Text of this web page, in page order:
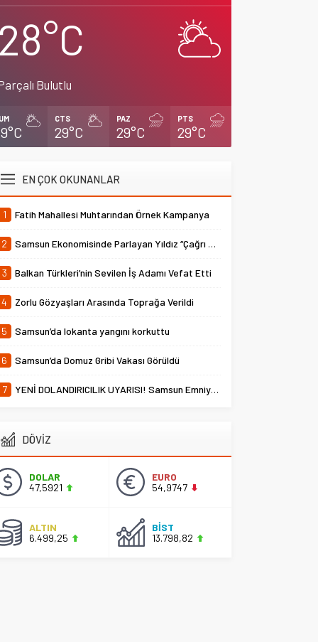
28°C
Bulutlu
CTS
29°C
PAZ
29°C
PTS
29°C
EN ÇOK OKUNANLAR
1 Fatih Mahallesi Muhtarından Örnek Kampanya
2 Samsun Ekonomisinde Parlayan Yıldız “Çağrı Temper”
3 Balkan Türkleri’nin Sevilen İş Adamı Vefat Etti
4 Zorlu Gözyaşları Arasında Toprağa Verildi
5 Samsun’da lokanta yangını korkuttu
6 Samsun’da Domuz Gribi Vakası Görüldü
7 YENİ DOLANDIRICILIK UYARISI! Samsun Emniyet Müdürlüğü Uyardı
DÖVİZ
DOLAR
47,5921
EURO
54,9747
ALTIN
6.499,25
BİST
13.798,82